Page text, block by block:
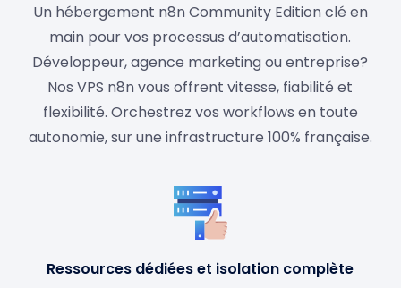
Un hébergement n8n Community Edition clé en
main pour vos processus d’automatisation.
Développeur, agence marketing ou entreprise?
Nos VPS n8n vous offrent vitesse, fiabilité et
flexibilité. Orchestrez vos workflows en toute
autonomie, sur une infrastructure 100% française.
Ressources dédiées et isolation complète